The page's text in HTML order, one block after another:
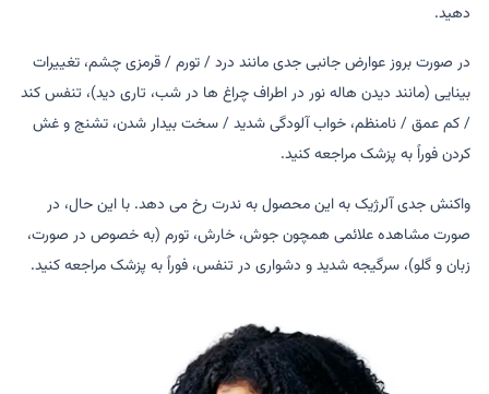
دهید.
در صورت بروز عوارض جانبی جدی مانند درد / تورم / قرمزی چشم، تغییرات
بینایی (مانند دیدن هاله نور در اطراف چراغ ها در شب، تاری دید)، تنفس کند
/ کم عمق / نامنظم، خواب آلودگی شدید / سخت بیدار شدن، تشنج و غش
کردن فوراً به پزشک مراجعه کنید.
واکنش جدی آلرژیک به این محصول به ندرت رخ می دهد. با این حال، در
صورت مشاهده علائمی همچون جوش، خارش، تورم (به خصوص در صورت،
زبان و گلو)، سرگیجه شدید و دشواری در تنفس، فوراً به پزشک مراجعه کنید.